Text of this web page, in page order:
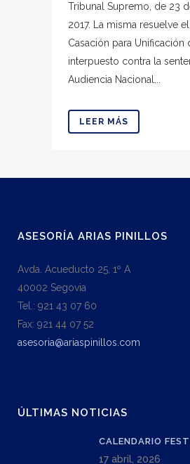
Tribunal Supremo, de 23
2017. La misma resuelve
Casación para Unificación
interpuesto contra la
Audiencia Nacional...
LEER MÁS
ASESORÍA ARIAS PINILLOS
Avda. Acueducto 25, 1º A
40002 Segovia
Tel.: 921 43 07 60
Fax: 921 44 07 52
asesoria@ariaspinillos.com
ÚLTIMAS NOTICIAS
CALENDARIO
17 abril, 2026